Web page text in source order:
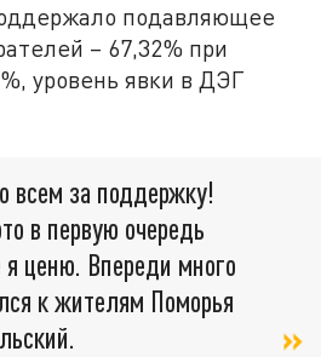
подавляющее
– 67,32% при
уровень явки в ДЭГ
всем за поддержку!
в первую очередь
я ценю. Впереди много
к жителям Поморья